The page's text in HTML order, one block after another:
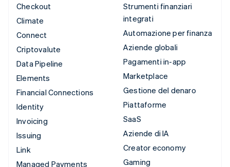
Checkout
Climate
Connect
Criptovalute
Data Pipeline
Elements
Financial Connections
Identity
Invoicing
Issuing
Link
Managed Payments
Strumenti finanziari
integrati
Automazione per finanza
Aziende globali
Pagamenti in-app
Marketplace
Gestione del denaro
Piattaforme
SaaS
Aziende di IA
Creator economy
Gaming